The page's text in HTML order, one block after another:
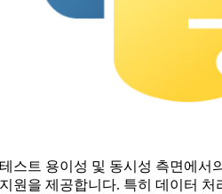
스트 용이성 및 동시성 측면에
원을 제공합니다. 특히 데이터